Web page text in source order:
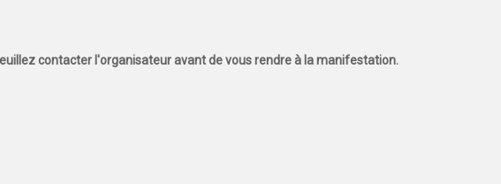
contacter l'organisateur avant de vous rendre à la manifestation.